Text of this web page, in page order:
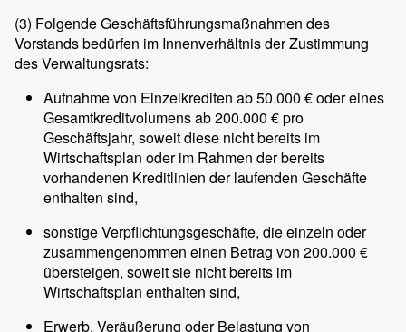
(3) Folgende Geschäftsführungsmaßnahmen des
Vorstands bedürfen im Innenverhältnis der Zustimmung
des Verwaltungsrats:
Aufnahme von Einzelkrediten ab 50.000 € oder eines
Gesamtkreditvolumens ab 200.000 € pro
Geschäftsjahr, soweit diese nicht bereits im
Wirtschaftsplan oder im Rahmen der bereits
vorhandenen Kreditlinien der laufenden Geschäfte
enthalten sind,
sonstige Verpflichtungsgeschäfte, die einzeln oder
zusammengenommen einen Betrag von 200.000 €
übersteigen, soweit sie nicht bereits im
Wirtschaftsplan enthalten sind,
Erwerb, Veräußerung oder Belastung von